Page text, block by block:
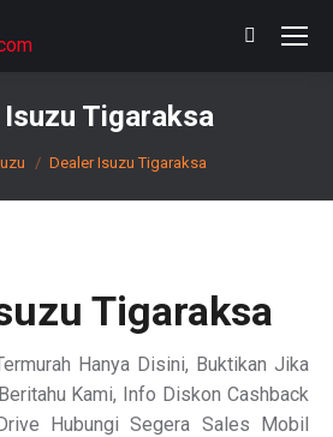
Search:
Isuzu Tigaraksa
Dealer Isuzu Tigaraksa
Tigaraksa
Hanya Disini, Buktikan Jika
Kami, Info Diskon Cashback
Hubungi Segera Sales Mobil